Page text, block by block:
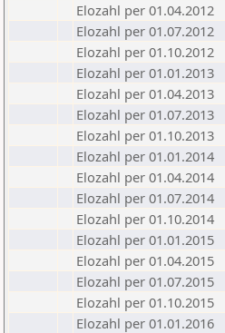
Elozahl per 01.04.2012
Elozahl per 01.07.2012
Elozahl per 01.10.2012
Elozahl per 01.01.2013
Elozahl per 01.04.2013
Elozahl per 01.07.2013
Elozahl per 01.10.2013
Elozahl per 01.01.2014
Elozahl per 01.04.2014
Elozahl per 01.07.2014
Elozahl per 01.10.2014
Elozahl per 01.01.2015
Elozahl per 01.04.2015
Elozahl per 01.07.2015
Elozahl per 01.10.2015
Elozahl per 01.01.2016